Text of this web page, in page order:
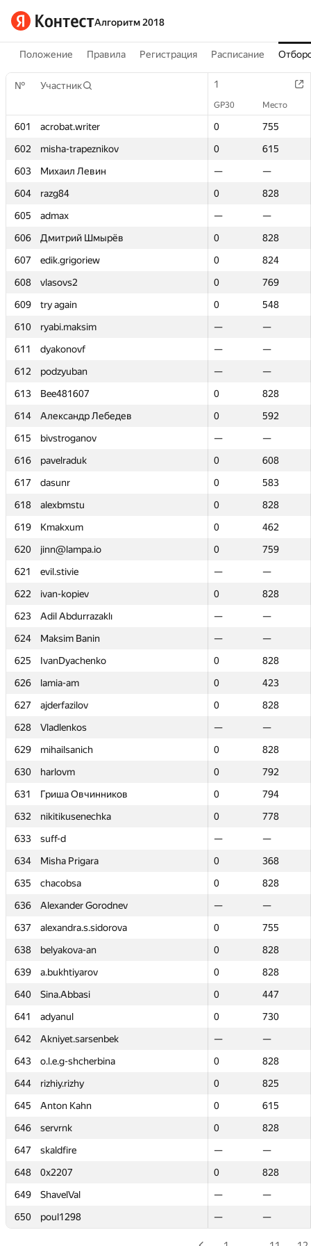
Алгоритм 2018
Положение Правила Регистрация Расписание
№ Участник 1
GP30 Место
601 acrobat.writer 0
755
602
misha-trapeznikov 0
615
603
Михаил Левин —
—
604
razg84 0
828
605
admax —
—
606
Дмитрий Шмырёв 0
828
607
edik.grigoriew 0
824
608
vlasovs2 0
769
609
try again 0
548
610
ryabi.maksim —
—
611
dyakonovf —
—
612
podzyuban —
—
613
Bee481607 0
828
614
Александр Лебедев 0
592
615
bivstroganov —
—
616
pavelraduk 0
608
617
dasunr 0
583
618
alexbmstu 0
828
619
Kmakxum 0
462
620
jinn@lampa.io 0
759
621
evil.stivie —
—
622
ivan-kopiev 0
828
623
Adil Abdurrazaklı —
—
624
Maksim Banin —
—
625
IvanDyachenko 0
828
626
lamia-am 0
423
627
ajderfazilov 0
828
628
Vladlenkos —
—
629
mihailsanich 0
828
630
harlovm 0
792
631
Гриша Овчинников 0
794
632
nikitikusenechka 0
778
633
suff-d —
—
634
Misha Prigara 0
368
635
chacobsa 0
828
636
Alexander Gorodnev —
—
637
alexandra.s.sidorova 0
755
638
belyakova-an 0
828
639
a.bukhtiyarov 0
828
640
Sina.Abbasi 0
447
641
adyanul 0
730
642
Akniyet.sarsenbek —
—
643
o.l.e.g-shcherbina 0
828
644
rizhiy.rizhy 0
825
645
Anton Kahn 0
615
646
servrnk 0
828
647
skaldfire —
—
648
0x2207 0
828
649
ShavelVal —
—
650
poul1298 — —
№ Участник 1
GP30 Место
601 acrobat.writer 0
755
602
misha-trapeznikov 0
615
603
Михаил Левин —
—
604
razg84 0
828
605
admax —
—
606
Дмитрий Шмырёв 0
828
607
edik.grigoriew 0
824
608
vlasovs2 0
769
609
try again 0
548
610
ryabi.maksim —
—
611
dyakonovf —
—
612
podzyuban —
—
613
Bee481607 0
828
614
Александр Лебедев 0
592
615
bivstroganov —
—
616
pavelraduk 0
608
617
dasunr 0
583
618
alexbmstu 0
828
619
Kmakxum 0
462
620
jinn@lampa.io 0
759
621
evil.stivie —
—
622
ivan-kopiev 0
828
623
Adil Abdurrazaklı —
—
624
Maksim Banin —
—
625
IvanDyachenko 0
828
626
lamia-am 0
423
627
ajderfazilov 0
828
628
Vladlenkos —
—
629
mihailsanich 0
828
630
harlovm 0
792
631
Гриша Овчинников 0
794
632
nikitikusenechka 0
778
633
suff-d —
—
634
Misha Prigara 0
368
635
chacobsa 0
828
636
Alexander Gorodnev —
—
637
alexandra.s.sidorova 0
755
638
belyakova-an 0
828
639
a.bukhtiyarov 0
828
640
Sina.Abbasi 0
447
641
adyanul 0
730
642
Akniyet.sarsenbek —
—
643
o.l.e.g-shcherbina 0
828
644
rizhiy.rizhy 0
825
645
Anton Kahn 0
615
646
servrnk 0
828
647
skaldfire —
—
648
0x2207 0
828
649
ShavelVal —
—
650
poul1298 — —